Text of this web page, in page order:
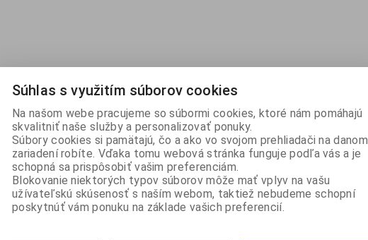
Súhlas s využitím súborov cookies
Na našom webe pracujeme so súbormi cookies, ktoré nám pomáhajú
skvalitniť naše služby a personalizovať ponuky.
Súbory cookies si pamätajú, čo a ako vo svojom prehliadači na danom
zariadení robíte. Vďaka tomu webová stránka funguje podľa vás a je
schopná sa prispôsobiť vašim preferenciám.
Blokovanie niektorých typov súborov môže mať vplyv na vašu
užívateľskú skúsenosť s naším webom, taktiež nebudeme schopní
poskytnúť vám ponuku na základe vašich preferencií.